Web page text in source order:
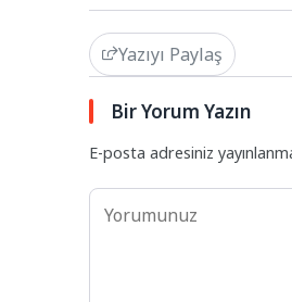
Yazıyı Paylaş
Bir Yorum Yazın
E-posta adresiniz